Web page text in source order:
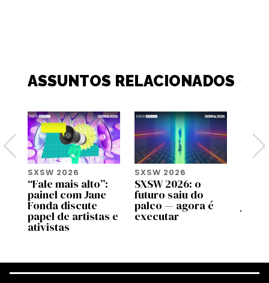
ASSUNTOS RELACIONADOS
SXSW 2026
“Fale mais alto”:
painel com Jane
Fonda discute
papel de artistas e
ativistas
SXSW 2026
SXSW 2026: o
futuro saiu do
palco — agora é
executar